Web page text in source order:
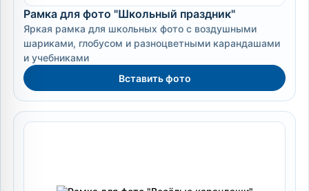
Рамка для фото "Школьный праздник"
Яркая рамка для школьных фото с воздушными
шариками, глобусом и разноцветными карандашами
и учебниками
Вставить фото